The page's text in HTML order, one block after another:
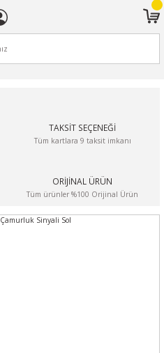
TAKSİT SEÇENEĞİ
Tüm kartlara 9 taksit imkanı
ORİJİNAL ÜRÜN
Tüm ürünler %100 Orijinal Ürün